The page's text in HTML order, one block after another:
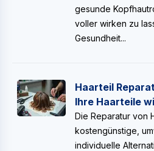
gesunde
voller wirken zu
Gesundheit...
Haarteil
Ihre Haarteile
Die Reparatur von
kostengünstige,
individuelle